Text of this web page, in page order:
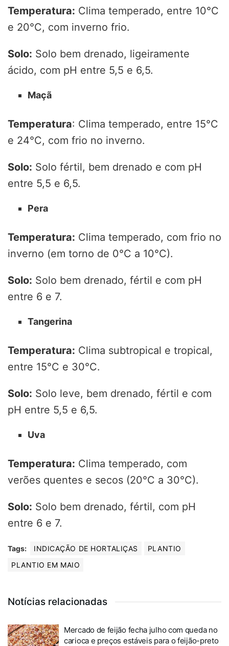
Temperatura: Clima temperado, entre 10°C
e 20°C, com inverno frio.
Solo: Solo bem drenado, ligeiramente
ácido, com pH entre 5,5 e 6,5.
Maçã
Temperatura: Clima temperado, entre 15°C
e 24°C, com frio no inverno.
Solo: Solo fértil, bem drenado e com pH
entre 5,5 e 6,5.
Pera
Temperatura: Clima temperado, com frio no
inverno (em torno de 0°C a 10°C).
Solo: Solo bem drenado, fértil e com pH
entre 6 e 7.
Tangerina
Temperatura: Clima subtropical e tropical,
entre 15°C e 30°C.
Solo: Solo leve, bem drenado, fértil e com
pH entre 5,5 e 6,5.
Uva
Temperatura: Clima temperado, com
verões quentes e secos (20°C a 30°C).
Solo: Solo bem drenado, fértil, com pH
entre 6 e 7.
Tags: INDICAÇÃO DE HORTALIÇAS
PLANTIO
PLANTIO EM MAIO
Notícias relacionadas
Mercado de feijão fecha julho com queda no
carioca e preços estáveis para o feijão-preto